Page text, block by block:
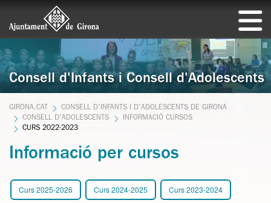
Consell d'Infants i Consell d'Adolescents
GIRONA.CAT
CONSELL D'INFANTS I D'ADOLESCENTS DE GIRONA
CONSELL D'ADOLESCENTS
INFORMACIÓ CURSOS
CURS 2022-2023
Informació per cursos
Curs 2025-2026 Curs 2024-2025 Curs 2023-2024